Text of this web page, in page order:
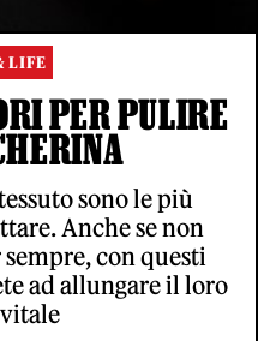
LIFE
PER PULIRE
sono le più
Anche se non
con questi
ad allungare il loro